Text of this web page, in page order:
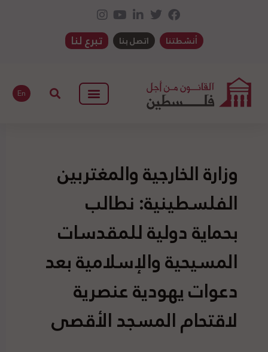
أنشطتنا اتصل بنا تبرع لنا
En
وزارة الخارجية والمغتربين
الفلسطينية: نطالب
بحماية دولية للمقدسات
المسيحية والإسلامية بعد
دعوات يهودية عنصرية
لاقتحام المسجد الأقصى